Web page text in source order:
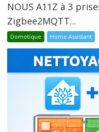
NOUS A11Z à 3
Zigbee2MQTT...
Domotique Home Assistant